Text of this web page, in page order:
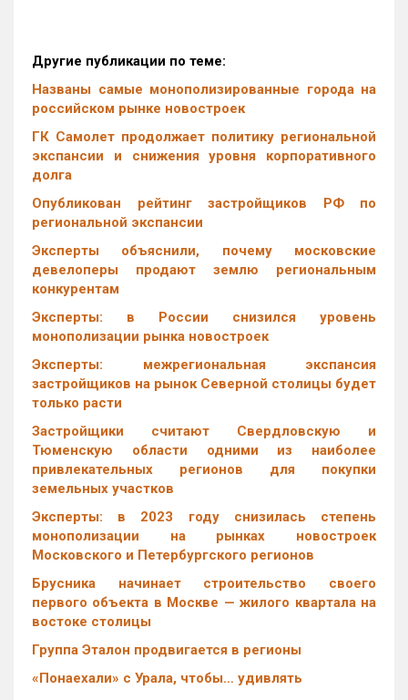
Другие публикации по теме:
Названы самые монополизированные города на
российском рынке новостроек
ГК Самолет продолжает политику региональной
экспансии и снижения уровня корпоративного
долга
Опубликован рейтинг застройщиков РФ по
региональной экспансии
Эксперты объяснили, почему московские
девелоперы продают землю региональным
конкурентам
Эксперты: в России снизился уровень
монополизации рынка новостроек
Эксперты: межрегиональная экспансия
застройщиков на рынок Северной столицы будет
только расти
Застройщики считают Свердловскую и
Тюменскую области одними из наиболее
привлекательных регионов для покупки
земельных участков
Эксперты: в 2023 году снизилась степень
монополизации на рынках новостроек
Московского и Петербургского регионов
Брусника начинает строительство своего
первого объекта в Москве — жилого квартала на
востоке столицы
Группа Эталон продвигается в регионы
«Понаехали» с Урала, чтобы… удивлять